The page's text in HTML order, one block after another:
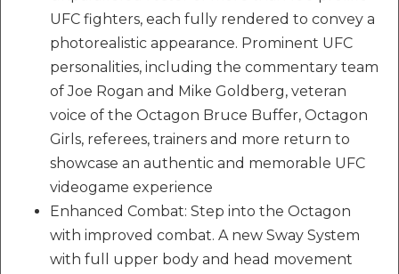
UFC fighters, each fully rendered to convey a
photorealistic appearance. Prominent UFC
personalities, including the commentary team
of Joe Rogan and Mike Goldberg, veteran
voice of the Octagon Bruce Buffer, Octagon
Girls, referees, trainers and more return to
showcase an authentic and memorable UFC
videogame experience
Enhanced Combat: Step into the Octagon
with improved combat. A new Sway System
with full upper body and head movement